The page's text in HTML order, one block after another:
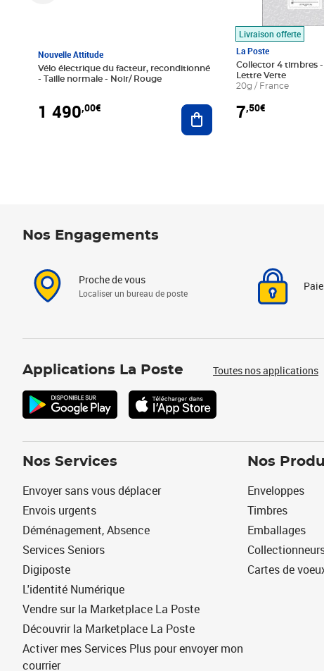
Nouvelle Attitude
Vélo électrique du facteur, reconditionné
- Taille normale - Noir/ Rouge
1 490,00€ Ajouter au panier
Livraison offerte
La Poste
Collector 4 timbres
Lettre Verte
20g / France
7,50€
Nos Engagements
Proche de vous
Localiser un bureau de poste
Applications La Poste Toutes nos applications
Nos Services
Envoyer sans vous déplacer
Envois urgents
Déménagement, Absence
Services Seniors
Digiposte
L'identité Numérique
Vendre sur la Marketplace La Poste
Découvrir la Marketplace La Poste
Activer mes Services Plus pour envoyer mon
courrier
Nos
Enveloppes
Timbres
Emballages
Cartes de